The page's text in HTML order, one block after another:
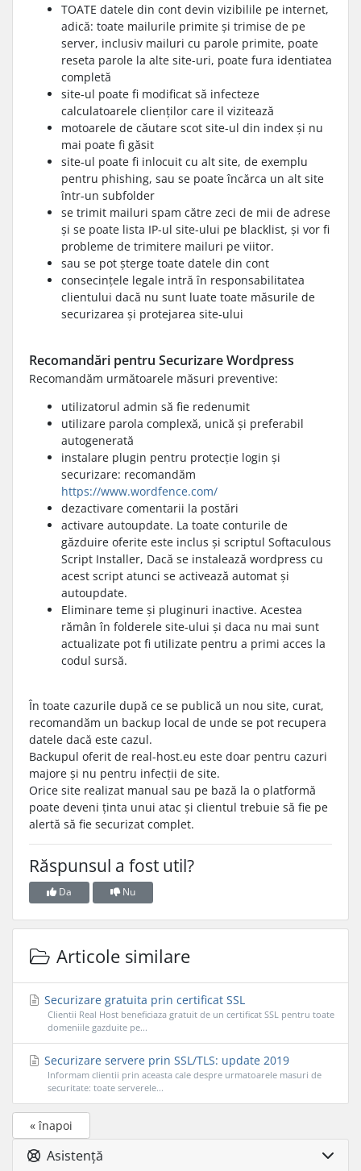
TOATE datele din cont devin vizibilile pe internet,
adică: toate mailurile primite și trimise de pe
server, inclusiv mailuri cu parole primite, poate
reseta parole la alte site-uri, poate fura identiatea
completă
site-ul poate fi modificat să infecteze
calculatoarele clienților care il vizitează
motoarele de căutare scot site-ul din index și nu
mai poate fi găsit
site-ul poate fi inlocuit cu alt site, de exemplu
pentru phishing, sau se poate încărca un alt site
într-un subfolder
se trimit mailuri spam către zeci de mii de adrese
și se poate lista IP-ul site-ului pe blacklist, și vor fi
probleme de trimitere mailuri pe viitor.
sau se pot șterge toate datele din cont
consecințele legale intră în responsabilitatea
clientului dacă nu sunt luate toate măsurile de
securizarea și protejarea site-ului
Recomandări pentru Securizare Wordpress
Recomandăm următoarele măsuri preventive:
utilizatorul admin să fie redenumit
utilizare parola complexă, unică și preferabil
autogenerată
instalare plugin pentru protecție login și
securizare: recomandăm
https://www.wordfence.com/
dezactivare comentarii la postări
activare autoupdate. La toate conturile de
găzduire oferite este inclus și scriptul Softaculous
Script Installer, Dacă se instalează wordpress cu
acest script atunci se activează automat și
autoupdate.
Eliminare teme și pluginuri inactive. Acestea
rămân în folderele site-ului și daca nu mai sunt
actualizate pot fi utilizate pentru a primi acces la
codul sursă.
În toate cazurile după ce se publică un nou site, curat,
recomandăm un backup local de unde se pot recupera
datele dacă este cazul.
Backupul oferit de real-host.eu este doar pentru cazuri
majore și nu pentru infecții de site.
Orice site realizat manual sau pe bază la o platformă
poate deveni ținta unui atac și clientul trebuie să fie pe
alertă să fie securizat complet.
Răspunsul a fost util?
Da Nu
Articole similare
Securizare gratuita prin certificat SSL
Clientii Real Host beneficiaza gratuit de un certificat SSL pentru toate
domeniile gazduite pe...
Securizare servere prin SSL/TLS: update 2019
Informam clientii prin aceasta cale despre urmatoarele masuri de
securitate: toate serverele...
« înapoi
Asistență